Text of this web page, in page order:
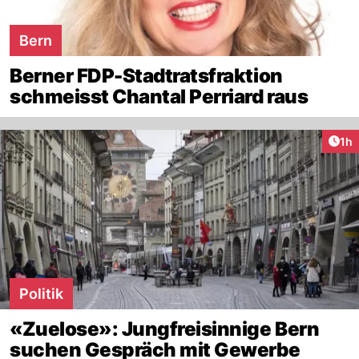
Bern
Berner FDP-Stadtratsfraktion
schmeisst Chantal Perriard raus
1h
Politik
«Zuelose»: Jungfreisinnige Bern
suchen Gespräch mit Gewerbe